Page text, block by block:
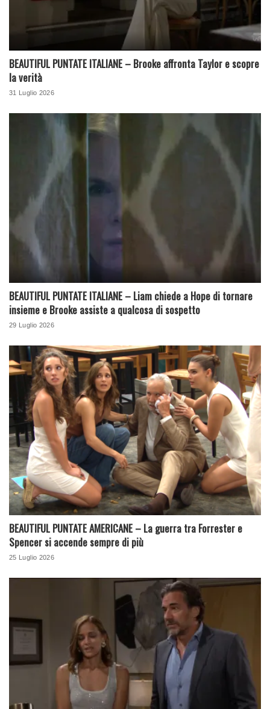
BEAUTIFUL PUNTATE ITALIANE – Brooke affronta Taylor e scopre
la verità
31 Luglio 2026
BEAUTIFUL PUNTATE ITALIANE – Liam chiede a Hope di tornare
insieme e Brooke assiste a qualcosa di sospetto
29 Luglio 2026
BEAUTIFUL PUNTATE AMERICANE – La guerra tra Forrester e
Spencer si accende sempre di più
25 Luglio 2026